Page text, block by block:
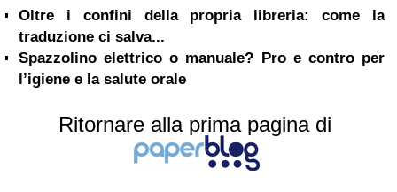
Oltre i confini della propria libreria: come la
traduzione ci salva...
Spazzolino elettrico o manuale? Pro e contro per
l’igiene e la salute orale
Ritornare alla prima pagina di